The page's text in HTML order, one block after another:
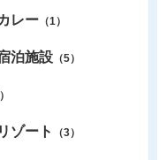
レー （1）
泊施設 （5）
ゾート （3）